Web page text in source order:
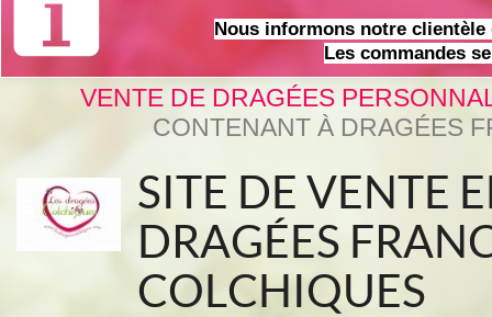
Nous informons notre clientèle
Les commandes
VENTE DE DRAGÉES
CONTENANT À DRAGÉES
SITE DE VENTE
DRAGÉES
COLCHIQUES